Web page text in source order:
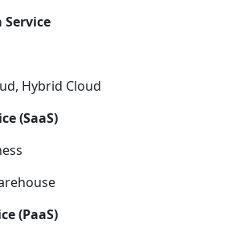
Hybrid Cloud
(SaaS)
(PaaS)